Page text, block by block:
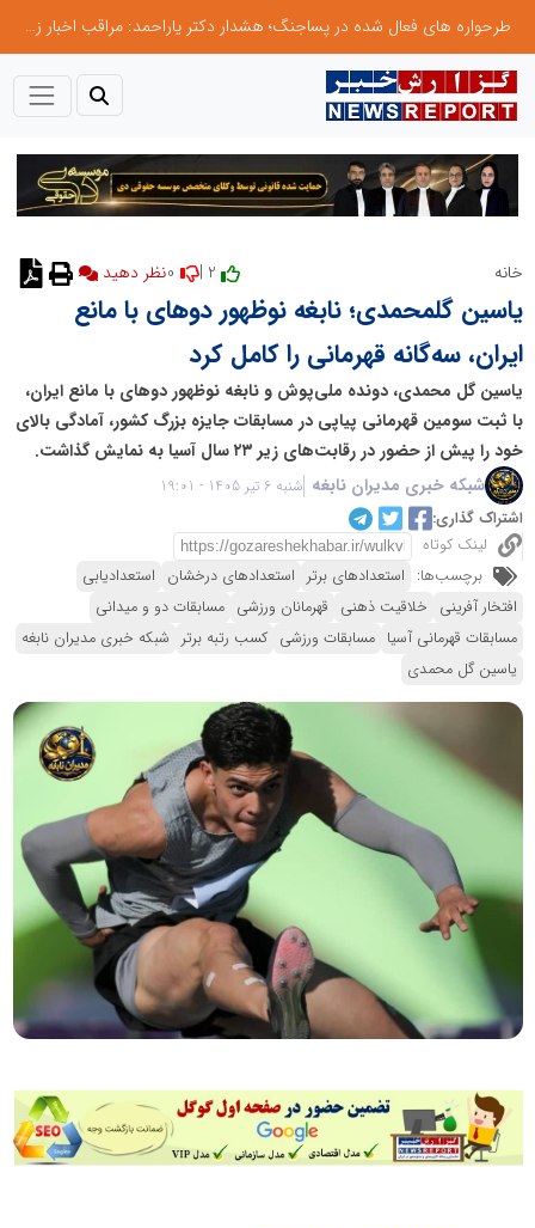
طرحواره های فعال شده در پساجنگ؛ هشدار دکتر یاراحمد: مراقب اخبار زرد و واکنش های هیجانی باشید
خانه نظر دهید
یاسین گلمحمدی؛ نابغه نوظهور دوهای با مانع
ایران، سه‌گانه قهرمانی را کامل کرد
یاسین گل محمدی، دونده ملی‌پوش و نابغه نوظهور دوهای با مانع ایران،
با ثبت سومین قهرمانی پیاپی در مسابقات جایزه بزرگ کشور، آمادگی بالای
خود را پیش از حضور در رقابت‌های زیر ۲۳ سال آسیا به نمایش گذاشت.
شبکه خبری مدیران نابغه شنبه 6 تیر 1405 - 19:01
اشتراک گذاری:
لینک کوتاه
برچسب‌ها: استعدادهای برتر استعدادهای درخشان استعدادیابی
افتخار آفرینی خلاقیت ذهنی قهرمانان ورزشی مسابقات دو و میدانی
مسابقات قهرمانی آسیا مسابقات ورزشی کسب رتبه برتر شبکه خبری مدیران نابغه
یاسین گل محمدی